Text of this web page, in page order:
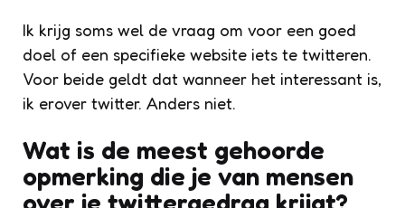
Ik krijg soms wel de vraag om voor een goed
doel of een specifieke website iets te twitteren.
Voor beide geldt dat wanneer het interessant is,
ik erover twitter. Anders niet.
Wat is de meest gehoorde
opmerking die je van mensen